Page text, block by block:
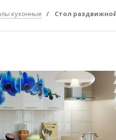
кухонные Стол